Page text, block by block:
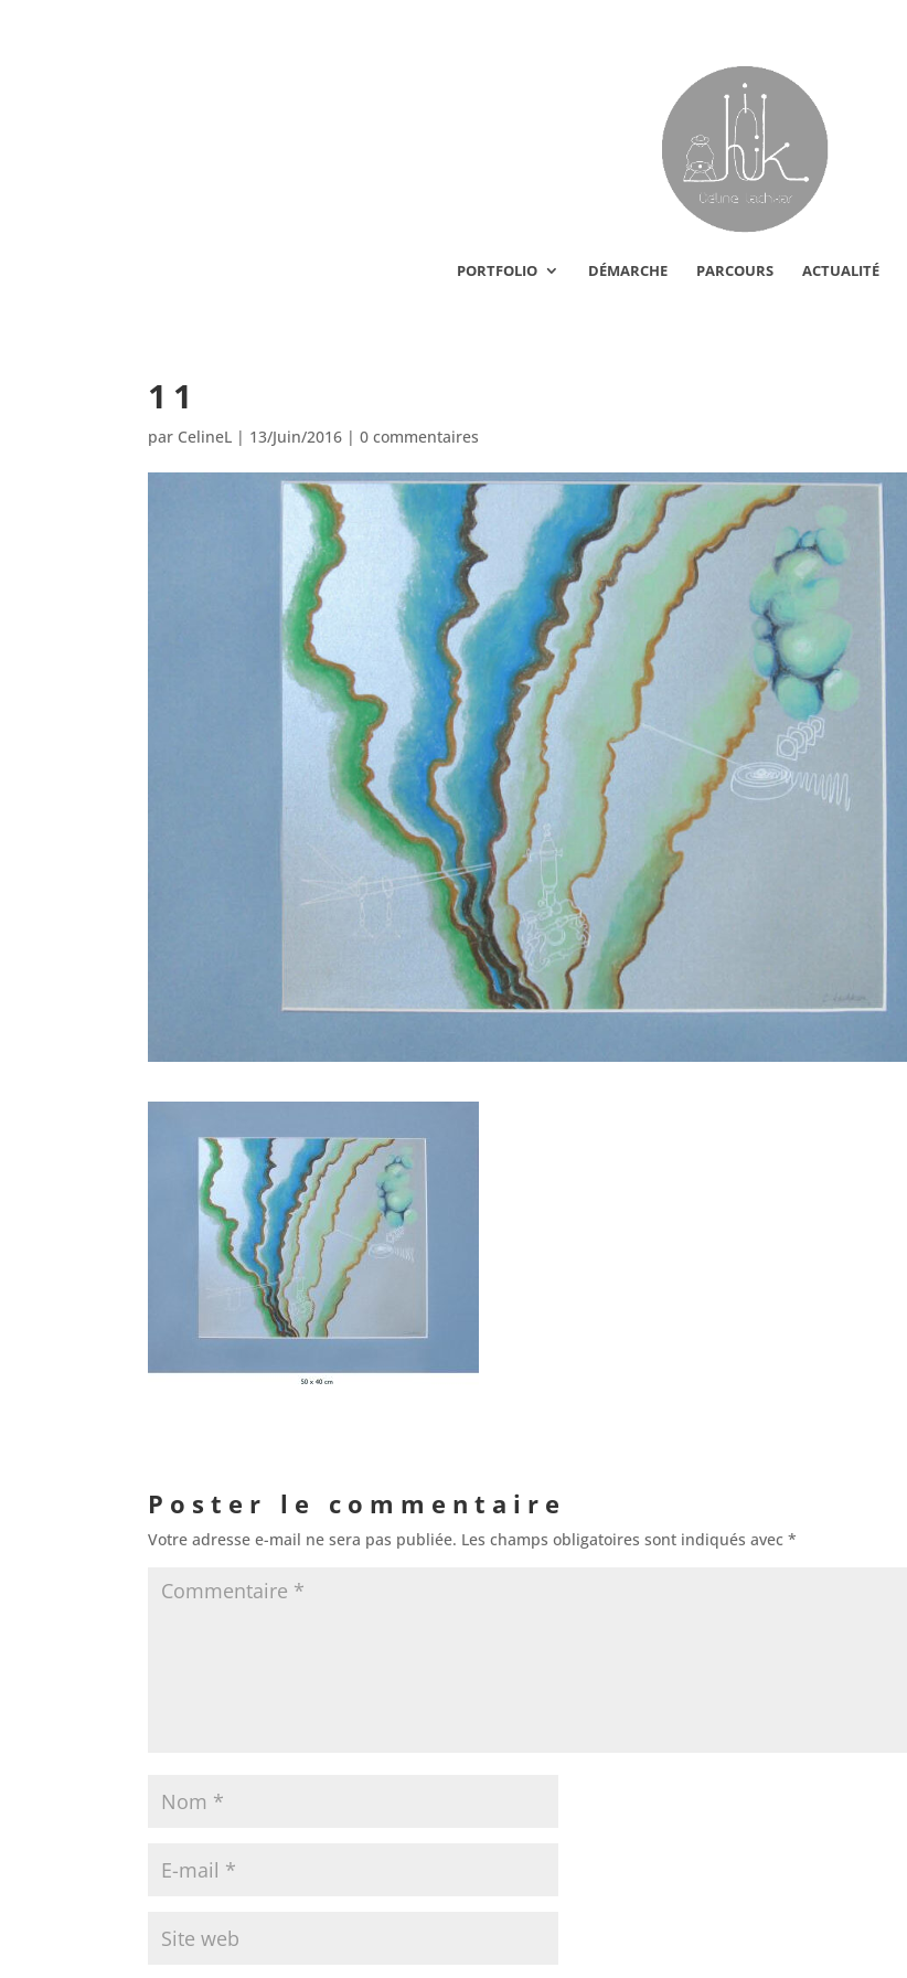
PORTFOLIO DÉMARCHE PARCOURS ACTUALITÉ
11
par CelineL | 13/Juin/2016 |0 commentaires
Poster le commentaire
Votre adresse e-mail ne sera pas publiée. Les champs obligatoires sont indiqués avec*